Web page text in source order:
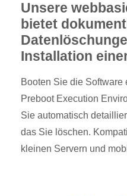
Unsere
bietet
Installation
Booten Sie die
Preboot Execution
Sie automatisch
das Sie löschen.
kleinen Servern und